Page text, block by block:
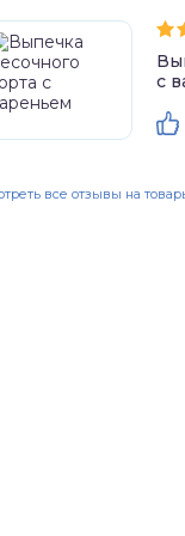
с
все отзывы на